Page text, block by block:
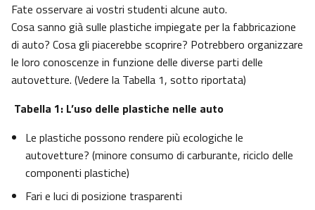
Fate osservare ai vostri studenti alcune auto.
Cosa sanno già sulle plastiche impiegate per la fabbricazione
di auto? Cosa gli piacerebbe scoprire? Potrebbero organizzare
le loro conoscenze in funzione delle diverse parti delle
autovetture. (Vedere la Tabella 1, sotto riportata)
Tabella 1: L’uso delle plastiche nelle auto
Le plastiche possono rendere più ecologiche le
autovetture? (minore consumo di carburante, riciclo delle
componenti plastiche)
Fari e luci di posizione trasparenti